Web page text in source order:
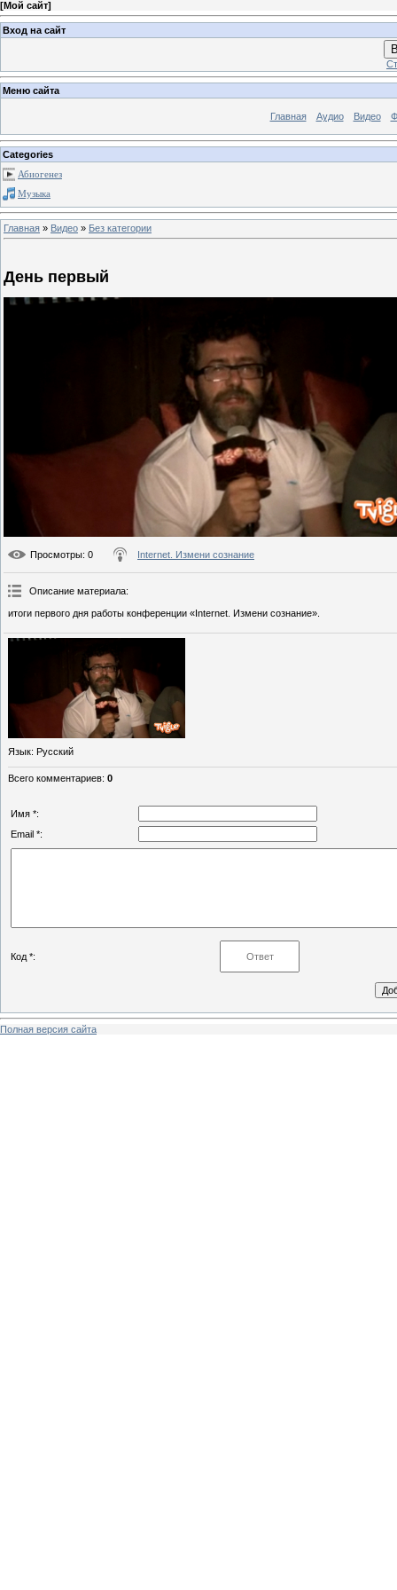
[Мой сайт]
Вход на сайт
Меню сайта
Главная Аудио Видео
Categories
Абиогенез
Музыка
Главная » Видео » Без категории
День первый
Просмотры: 0 Internet. Измени сознание
Описание материала:
итоги первого дня работы конференции «Internet. Измени сознание».
Язык: Русский
Всего комментариев: 0
Имя *:
Email *:
Код *:
Полная версия сайта